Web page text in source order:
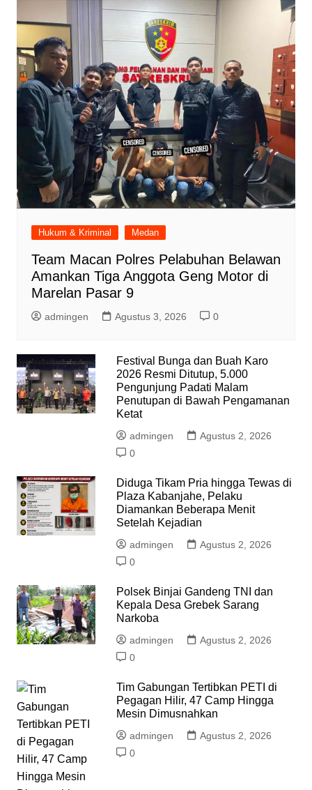
Hukum & Kriminal Medan
Team Macan Polres Pelabuhan Belawan
Amankan Tiga Anggota Geng Motor di
Marelan Pasar 9
admingen Agustus 3, 2026 0
Festival Bunga dan Buah Karo
2026 Resmi Ditutup, 5.000
Pengunjung Padati Malam
Penutupan di Bawah Pengamanan
Ketat
admingen
Agustus 2, 2026
0
Diduga Tikam Pria hingga Tewas di
Plaza Kabanjahe, Pelaku
Diamankan Beberapa Menit
Setelah Kejadian
admingen
Agustus 2, 2026
0
Polsek Binjai Gandeng TNI dan
Kepala Desa Grebek Sarang
Narkoba
admingen
Agustus 2, 2026
0
Tim Gabungan Tertibkan PETI di
Pegagan Hilir, 47 Camp Hingga
Mesin Dimusnahkan
admingen
Agustus 2, 2026
0